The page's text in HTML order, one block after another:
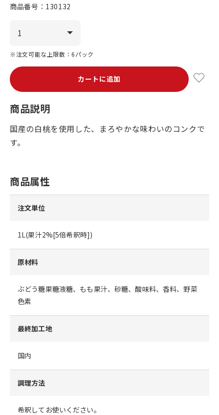
商品番号： 130132
※注文可能な上限数：6パック
カートに追加
商品説明
国産の白桃を使用した、まろやかな味わいのコンクで
す。
商品属性
注文単位
1L(果汁2%[5倍希釈時])
原材料
ぶどう糖果糖液糖、もも果汁、砂糖、酸味料、香料、野菜
色素
最終加工地
国内
調理方法
希釈してお使いください。